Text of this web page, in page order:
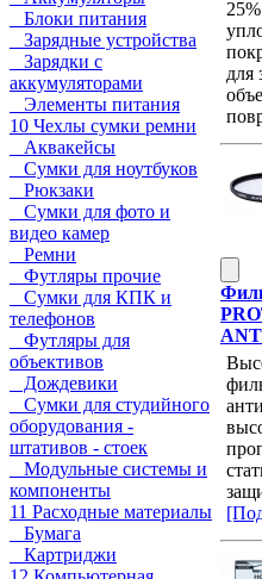
Блоки питания
Зарядные устройства
Зарядки с
аккумуляторами
Элементы питания
10 Чехлы сумки ремни
Аквакейсы
Сумки для ноутбуков
Рюкзаки
Сумки для фото и
видео камер
Ремни
Футляры прочие
Сумки для КПК и
телефонов
Футляры для
объективов
Дождевики
Сумки для студийного
оборудования -
штативов - стоек
Модульные системы и
компоненты
11 Расходные материалы
Бумага
Картриджи
для